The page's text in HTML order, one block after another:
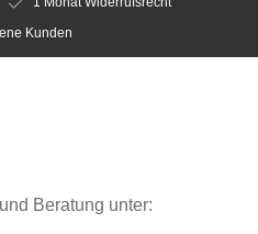
Kunden
Beratung unter: